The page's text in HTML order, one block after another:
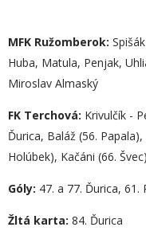
MFK Ružomberok:
Huba, Matula, Penjak,
Miroslav Almaský
FK Terchová: Krivulčík -
Ďurica, Baláž (56.
Holúbek), Kačáni (66.
Góly: 47. a 77. Ďurica, 61.
Žltá karta: 84. Ďurica